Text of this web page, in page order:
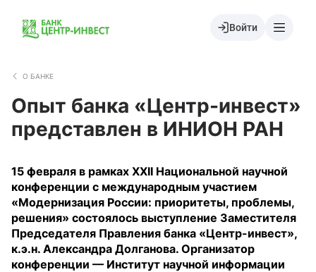
Войти
О БАНКЕ
Опыт банка «Центр-инвест»
представлен в ИНИОН РАН
15 февраля в рамках XXII Национальной научной
конференции с международным участием
«Модернизация России: приоритеты, проблемы,
решения» состоялось выступление Заместителя
Председателя Правления банка «Центр-инвест»,
к.э.н. Александра Долганова. Организатор
конференции — Институт научной информации